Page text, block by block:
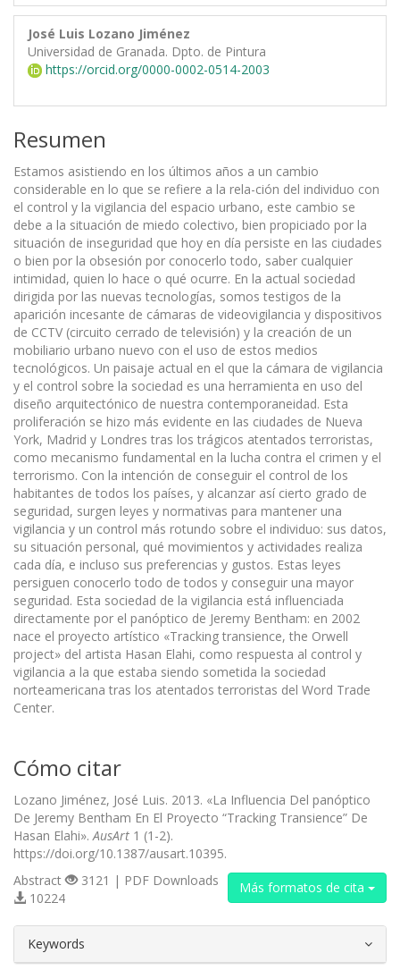
José Luis Lozano Jiménez
Universidad de Granada. Dpto. de Pintura
https://orcid.org/0000-0002-0514-2003
Resumen
Estamos asistiendo en los últimos años a un cambio
considerable en lo que se refiere a la rela-ción del individuo con
el control y la vigilancia del espacio urbano, este cambio se
debe a la situación de miedo colectivo, bien propiciado por la
situación de inseguridad que hoy en día persiste en las ciudades
o bien por la obsesión por conocerlo todo, saber cualquier
intimidad, quien lo hace o qué ocurre. En la actual sociedad
dirigida por las nuevas tecnologías, somos testigos de la
aparición incesante de cámaras de videovigilancia y dispositivos
de CCTV (circuito cerrado de televisión) y la creación de un
mobiliario urbano nuevo con el uso de estos medios
tecnológicos. Un paisaje actual en el que la cámara de vigilancia
y el control sobre la sociedad es una herramienta en uso del
diseño arquitectónico de nuestra contemporaneidad. Esta
proliferación se hizo más evidente en las ciudades de Nueva
York, Madrid y Londres tras los trágicos atentados terroristas,
como mecanismo fundamental en la lucha contra el crimen y el
terrorismo. Con la intención de conseguir el control de los
habitantes de todos los países, y alcanzar así cierto grado de
seguridad, surgen leyes y normativas para mantener una
vigilancia y un control más rotundo sobre el individuo: sus datos,
su situación personal, qué movimientos y actividades realiza
cada día, e incluso sus preferencias y gustos. Estas leyes
persiguen conocerlo todo de todos y conseguir una mayor
seguridad. Esta sociedad de la vigilancia está influenciada
directamente por el panóptico de Jeremy Bentham: en 2002
nace el proyecto artístico «Tracking transience, the Orwell
project» del artista Hasan Elahi, como respuesta al control y
vigilancia a la que estaba siendo sometida la sociedad
norteamericana tras los atentados terroristas del Word Trade
Center.
Cómo citar
Lozano Jiménez, José Luis. 2013. «La Influencia Del panóptico
De Jeremy Bentham En El Proyecto “Tracking Transience” De
Hasan Elahi».AusArt 1 (1-2).
https://doi.org/10.1387/ausart.10395.
Más formatos de cita
Abstract
3121 | PDF Downloads
10224
Keywords